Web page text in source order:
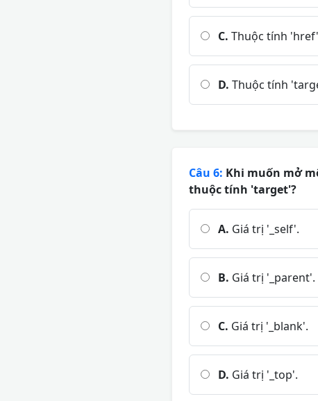
C. Thuộc tính
D. Thuộc tính
Câu 6: Khi muốn mở
thuộc tính 'target'?
A. Giá trị '_self'.
B. Giá trị '_parent'.
C. Giá trị '_blank'.
D. Giá trị '_top'.